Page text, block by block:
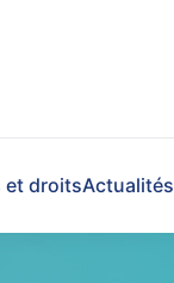
et droitsActualités